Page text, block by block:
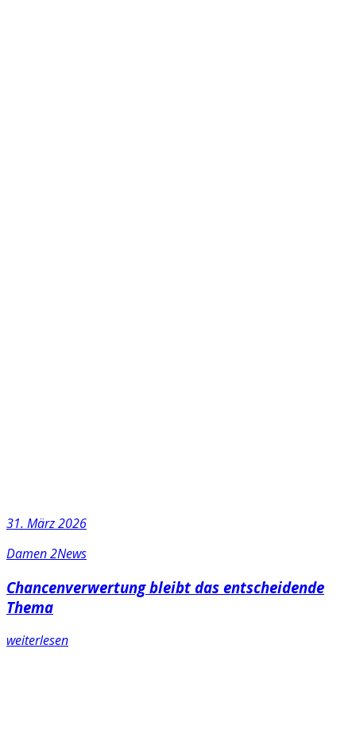
31. März 2026
Damen 2News
Chancenverwertung bleibt das entscheidende
Thema
weiterlesen